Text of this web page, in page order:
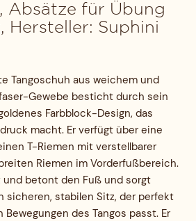
Absätze für Übung
Suphini
Tangoschuh aus weichem und
Gewebe besticht durch sein
Farbblock-Design, das
macht. Er verfügt über eine
T-Riemen mit verstellbarer
Riemen im Vorderfußbereich.
und betont den Fuß und sorgt
sicheren, stabilen Sitz, der perfekt
des Tangos passt. Er